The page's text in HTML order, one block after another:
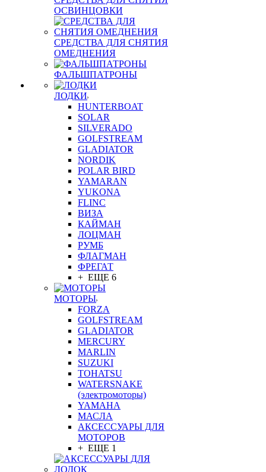
ОСВИНЦОВКИ
СРЕДСТВА ДЛЯ СНЯТИЯ
ОМЕДНЕНИЯ
ФАЛЬШПАТРОНЫ
ЛОДКИ
HUNTERBOAT
SOLAR
SILVERADO
GOLFSTREAM
GLADIATOR
NORDIK
POLAR BIRD
YAMARAN
YUKONA
FLINC
ВИЗА
КАЙМАН
ЛОЦМАН
РУМБ
ФЛАГМАН
ФРЕГАТ
+ ЕЩЕ 6
МОТОРЫ
FORZA
GOLFSTREAM
GLADIATOR
MERCURY
MARLIN
SUZUKI
TOHATSU
WATERSNAKE
(электромоторы)
YAMAHA
МАСЛА
АКСЕССУАРЫ ДЛЯ
МОТОРОВ
+ ЕЩЕ 1